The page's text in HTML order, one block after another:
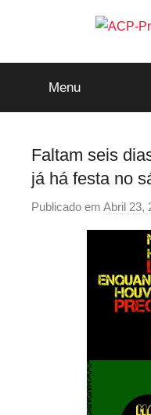
ACP-
Precári@s
Inflexíveis
Menu
Faltam seis
já há festa no
Publicado em Abril 23,